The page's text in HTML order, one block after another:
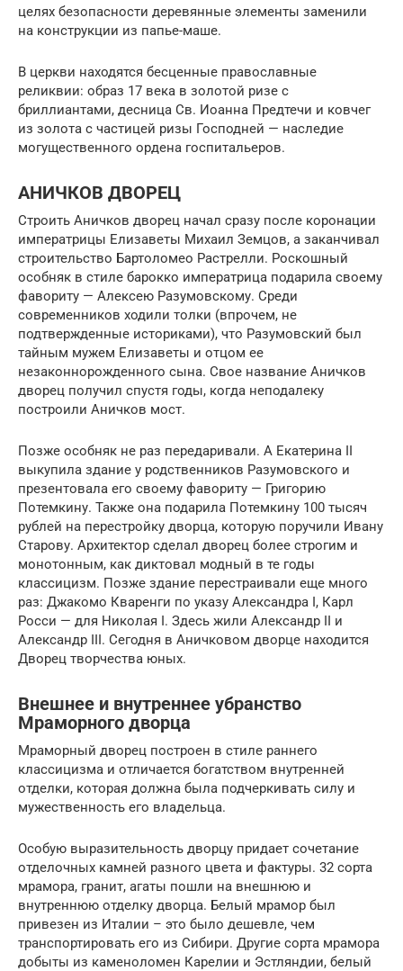
целях безопасности деревянные элементы заменили
на конструкции из папье-маше.
В церкви находятся бесценные православные
реликвии: образ 17 века в золотой ризе с
бриллиантами, десница Св. Иоанна Предтечи и ковчег
из золота с частицей ризы Господней — наследие
могущественного ордена госпитальеров.
АНИЧКОВ ДВОРЕЦ
Строить Аничков дворец начал сразу после коронации
императрицы Елизаветы Михаил Земцов, а заканчивал
строительство Бартоломео Растрелли. Роскошный
особняк в стиле барокко императрица подарила своему
фавориту — Алексею Разумовскому. Среди
современников ходили толки (впрочем, не
подтвержденные историками), что Разумовский был
тайным мужем Елизаветы и отцом ее
незаконнорожденного сына. Свое название Аничков
дворец получил спустя годы, когда неподалеку
построили Аничков мост.
Позже особняк не раз передаривали. А Екатерина II
выкупила здание у родственников Разумовского и
презентовала его своему фавориту — Григорию
Потемкину. Также она подарила Потемкину 100 тысяч
рублей на перестройку дворца, которую поручили Ивану
Старову. Архитектор сделал дворец более строгим и
монотонным, как диктовал модный в те годы
классицизм. Позже здание перестраивали еще много
раз: Джакомо Кваренги по указу Александра I, Карл
Росси — для Николая I. Здесь жили Александр II и
Александр III. Сегодня в Аничковом дворце находится
Дворец творчества юных.
Внешнее и внутреннее убранство
Мраморного дворца
Мраморный дворец построен в стиле раннего
классицизма и отличается богатством внутренней
отделки, которая должна была подчеркивать силу и
мужественность его владельца.
Особую выразительность дворцу придает сочетание
отделочных камней разного цвета и фактуры. 32 сорта
мрамора, гранит, агаты пошли на внешнюю и
внутреннюю отделку дворца. Белый мрамор был
привезен из Италии – это было дешевле, чем
транспортировать его из Сибири. Другие сорта мрамора
добыты из каменоломен Карелии и Эстляндии, белый